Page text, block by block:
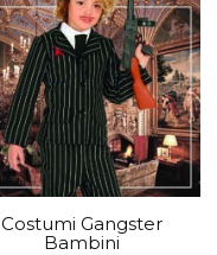
Costumi Gangster
Bambini